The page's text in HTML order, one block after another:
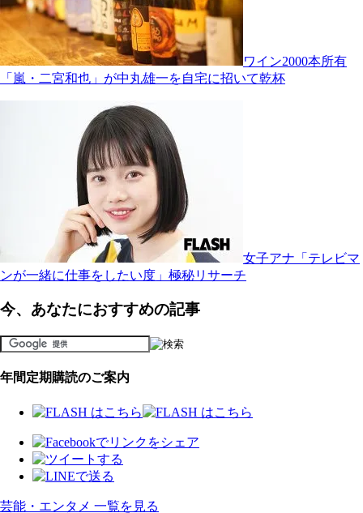
ワイン2000本所有
「嵐・二宮和也」が中丸雄一を自宅に招いて乾杯
女子アナ「テレビマ
ンが一緒に仕事をしたい度」極秘リサーチ
今、あなたにおすすめの記事
年間定期購読のご案内
芸能・エンタメ 一覧を見る